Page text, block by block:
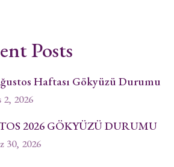
Posts
Haftası Gökyüzü Durumu
2, 2026
2026 GÖKYÜZÜ DURUMU
30, 2026